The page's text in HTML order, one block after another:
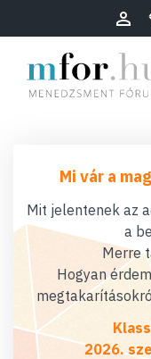
Mi vár a
Mit jelentenek az
a
Merre
Hogyan
2026.